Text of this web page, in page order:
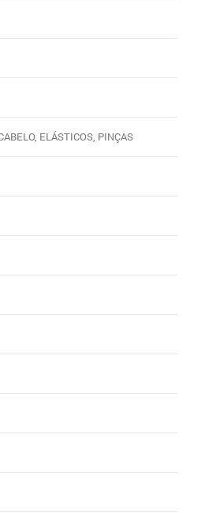
ELÁSTICOS, PINÇAS